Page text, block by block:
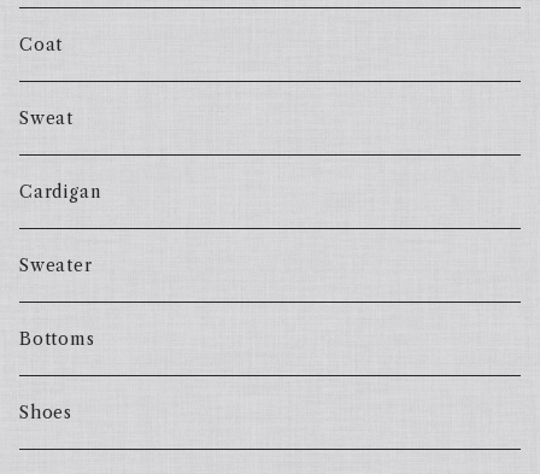
Coat
Sweat
Cardigan
Sweater
Bottoms
Shoes